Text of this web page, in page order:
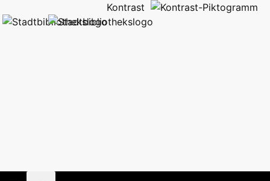
Kontrast